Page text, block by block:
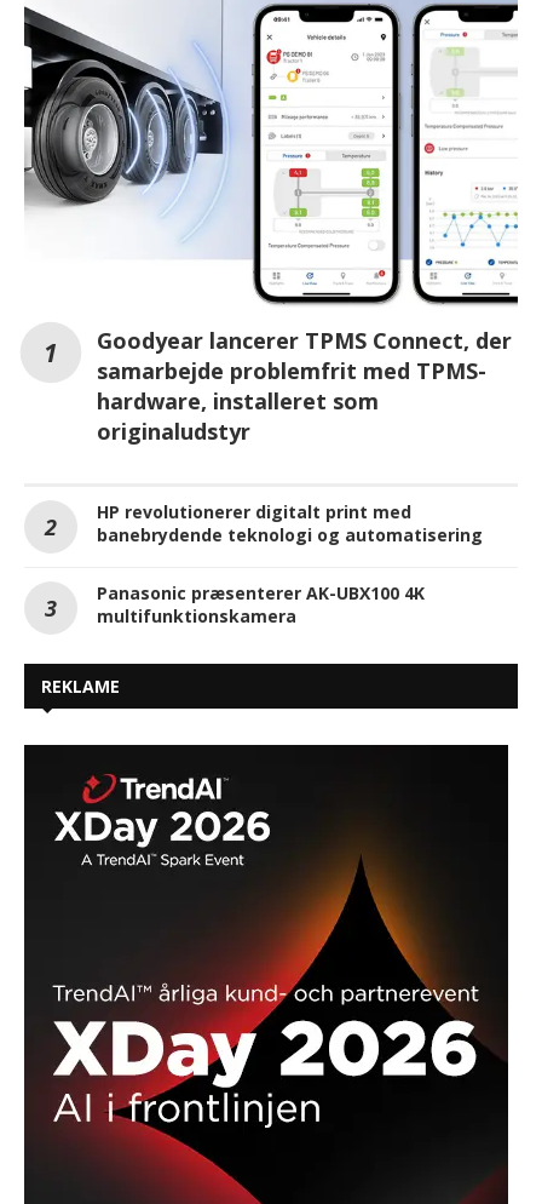
Goodyear lancerer TPMS Connect, der
samarbejde problemfrit med TPMS-
hardware, installeret som
originaludstyr
HP revolutionerer digitalt print med
banebrydende teknologi og automatisering
Panasonic præsenterer AK-UBX100 4K
multifunktionskamera
REKLAME